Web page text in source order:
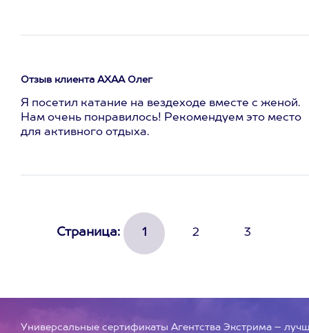
Отзыв клиента АХАА Олег
Я посетил катание на вездеходе вместе с женой.
Нам очень понравилось! Рекомендуем это место
для активного отдыха.
Страница: 1 2 3
Универсальные сертификаты Агентства Экстрима –